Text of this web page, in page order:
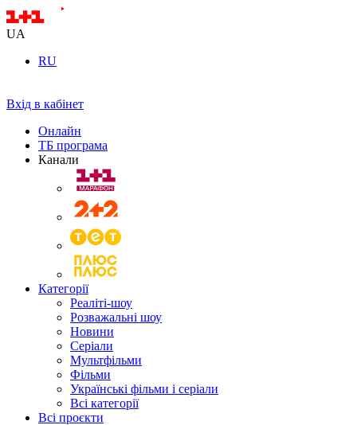
UA
RU
Вхід в кабінет
Онлайн
ТБ програма
Канали
Категорії
Реаліті-шоу
Розважальні шоу
Новини
Серіали
Мультфільми
Фільми
Українські фільми і серіали
Всі категорії
Всі проєкти